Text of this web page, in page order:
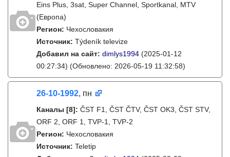
Eins Plus, 3sat, Super Channel, Sportkanal, MTV
(Европа)
Регион: Чехословакия
Источник: Týdeník televize
Добавил на сайт: dimlys1994 (2025-01-12
00:27:34) (Обновлено: 2026-05-19 11:32:58)
26-10-1992, пн
Каналы [8]: ČST F1, ČST ČTV, ČST OK3, ČST STV,
ORF 2, ORF 1, TVP-1, TVP-2
Регион: Чехословакия
Источник: Teletip